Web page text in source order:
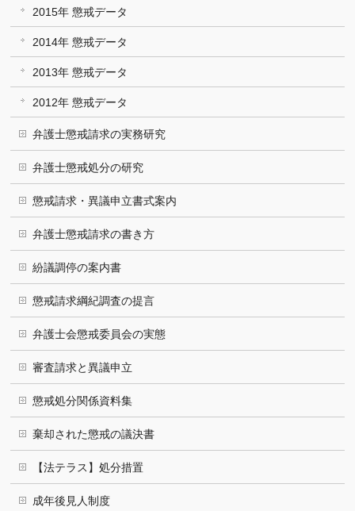
2015年 懲戒データ
2014年 懲戒データ
2013年 懲戒データ
2012年 懲戒データ
弁護士懲戒請求の実務研究
弁護士懲戒処分の研究
懲戒請求・異議申立書式案内
弁護士懲戒請求の書き方
紛議調停の案内書
懲戒請求綱紀調査の提言
弁護士会懲戒委員会の実態
審査請求と異議申立
懲戒処分関係資料集
棄却された懲戒の議決書
【法テラス】処分措置
成年後見人制度